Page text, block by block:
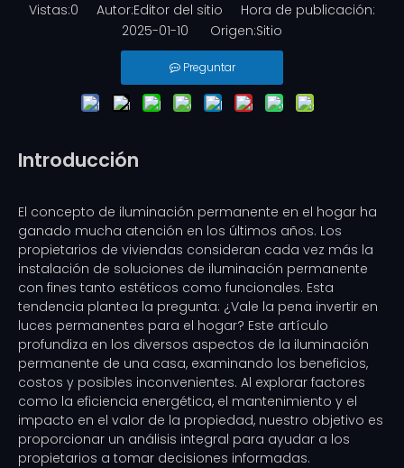
Vistas:0 Autor:Editor del sitio Hora de publicación:
2025-01-10 Origen:Sitio
Preguntar
Introducción
El concepto de iluminación permanente en el hogar ha
ganado mucha atención en los últimos años. Los
propietarios de viviendas consideran cada vez más la
instalación de soluciones de iluminación permanente
con fines tanto estéticos como funcionales. Esta
tendencia plantea la pregunta: ¿Vale la pena invertir en
luces permanentes para el hogar? Este artículo
profundiza en los diversos aspectos de la iluminación
permanente de una casa, examinando los beneficios,
costos y posibles inconvenientes. Al explorar factores
como la eficiencia energética, el mantenimiento y el
impacto en el valor de la propiedad, nuestro objetivo es
proporcionar un análisis integral para ayudar a los
propietarios a tomar decisiones informadas.